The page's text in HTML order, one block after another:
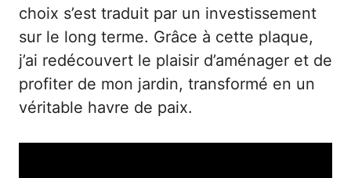
choix s’est traduit par un investissement
sur le long terme. Grâce à cette plaque,
j’ai redécouvert le plaisir d’aménager et de
profiter de mon jardin, transformé en un
véritable havre de paix.